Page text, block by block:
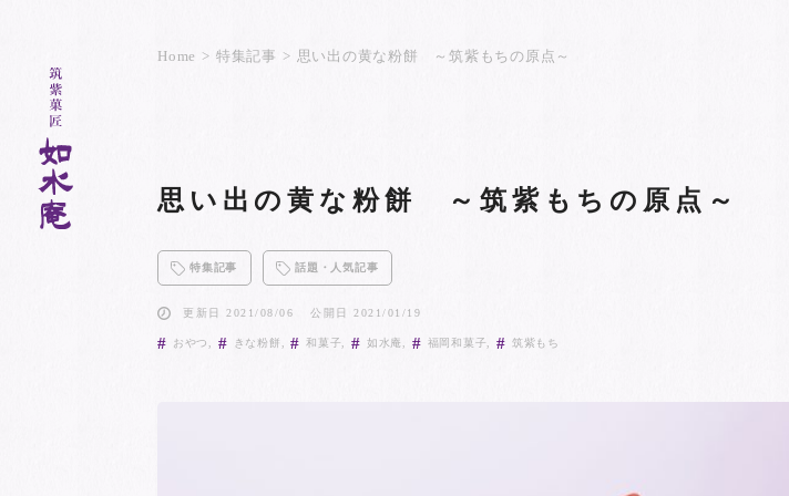
Home 特集記事 思い出の黄な粉餅 ～筑紫もちの原点～
思い出の黄な粉餅 ～筑紫もちの原点～
特集記事 話題・人気記事
更新日 2021/08/06 公開日 2021/01/19
おやつ きな粉餅 和菓子 如水庵 福岡和菓子 筑紫もち